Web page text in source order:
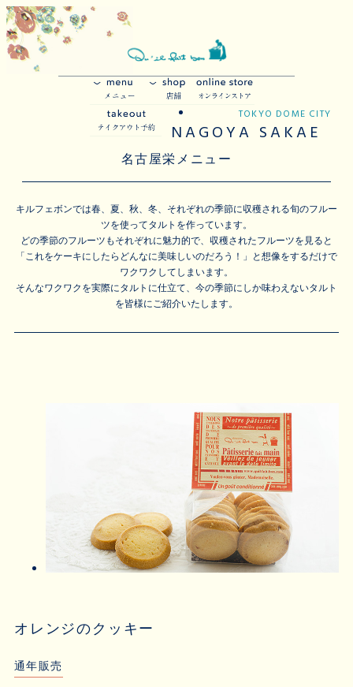
TOKYO DOME CITY
NAGOYA SAKAE
名古屋栄メニュー
キルフェボンでは春、夏、秋、冬、それぞれの季節に収穫される旬のフルー
ツを使ってタルトを作っています。
どの季節のフルーツもそれぞれに魅力的で、収穫されたフルーツを見ると
「これをケーキにしたらどんなに美味しいのだろう！」と想像をするだけで
ワクワクしてしまいます。
そんなワクワクを実際にタルトに仕立て、今の季節にしか味わえないタルト
を皆様にご紹介いたします。
オレンジのクッキー
通年販売